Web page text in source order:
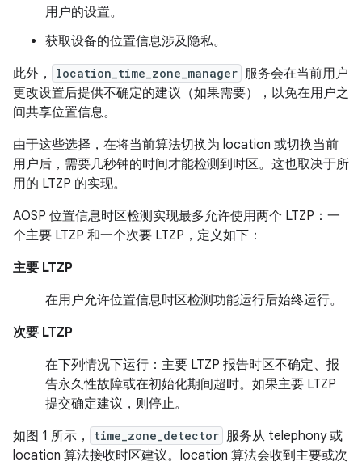
用户的设置。
获取设备的位置信息涉及隐私。
此外，
location_time_zone_manager 服务会在当前用户
更改设置后提供不确定的建议（如果需要），以免在用户之
间共享位置信息。
由于这些选择，在将当前算法切换为 location 或切换当前
用户后，需要几秒钟的时间才能检测到时区。这也取决于所
用的 LTZP 的实现。
AOSP 位置信息时区检测实现最多允许使用两个 LTZP：一
个主要 LTZP 和一个次要 LTZP，定义如下：
主要 LTZP
在用户允许位置信息时区检测功能运行后始终运行。
次要 LTZP
在下列情况下运行：主要 LTZP 报告时区不确定、报
告永久性故障或在初始化期间超时。 如果主要 LTZP
提交确定建议，则停止。
如图 1 所示，
time_zone_detector 服务从 telephony 或
location 算法接收时区建议。location 算法会收到主要或次